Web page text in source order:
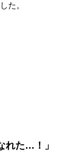
た。
れた…！」